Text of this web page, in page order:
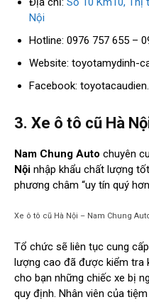
Nội
Hotline: 0976 757 655 –
Website: toyotamydinh-
Facebook:
3. Xe ô tô cũ Hà
Nam Chung Auto chuyên
Nội nhập khẩu chất lượng
phương châm “uy tín quý
Xe ô tô cũ Hà Nội – Nam Chung
Tổ chức sẽ liên tục cung
lượng cao đã được kiểm tra
cho bạn những chiếc xe bị
quy định. Nhân viên của